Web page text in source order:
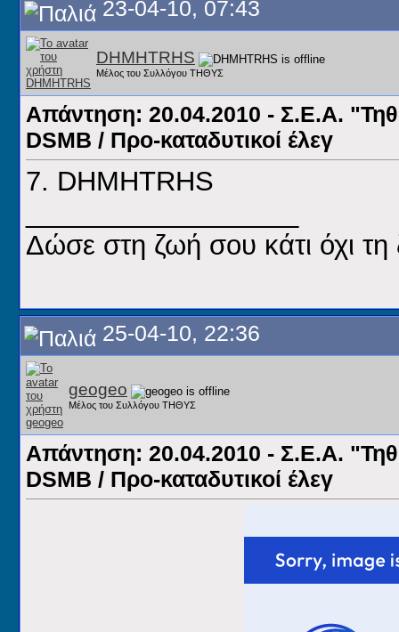
23-04-10, 07:43
DHMHTRHS
Μέλος του Συλλόγου ΤΗΘΥΣ
Απάντηση: 20.04.2010 - Σ.Ε.Α.
DSMB / Προ-καταδυτικοί έλεγ
7. DHMHTRHS
Δώσε στη ζωή σου κάτι όχι τη
25-04-10, 22:36
geogeo
Μέλος του Συλλόγου ΤΗΘΥΣ
Απάντηση: 20.04.2010 - Σ.Ε.Α.
DSMB / Προ-καταδυτικοί έλεγ